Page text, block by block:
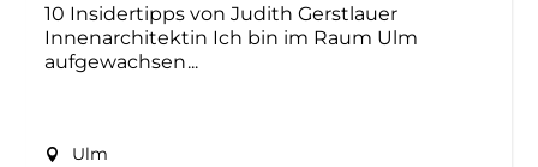
10 Insidertipps von Judith Gerstlauer
Innenarchitektin Ich bin im Raum Ulm
aufgewachsen
Ulm